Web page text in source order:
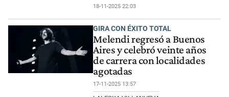
18-11-2025 22:03
GIRA CON ÉXITO TOTAL
Melendi regresó a Buenos
Aires y celebró veinte años
de carrera con localidades
agotadas
17-11-2025 13:57